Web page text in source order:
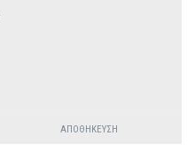
ΑΠΟΘΉΚΕΥΣΗ